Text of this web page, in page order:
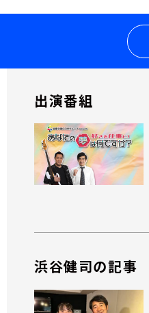
出演番組
浜谷健司の記事